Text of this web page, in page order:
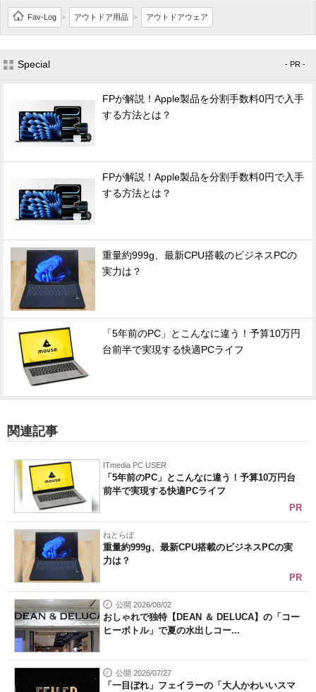
Fav-Log > アウトドア用品 > アウトドアウェア
Special - PR -
FPが解説！Apple製品を分割手数料0円で入手
する方法とは？
FPが解説！Apple製品を分割手数料0円で入手
する方法とは？
重量約999g、最新CPU搭載のビジネスPCの
実力は？
「5年前のPC」とこんなに違う！予算10万円
台前半で実現する快適PCライフ
関連記事
ITmedia PC USER
「5年前のPC」とこんなに違う！予算10万円台
前半で実現する快適PCライフ
PR
ねとらぼ
重量約999g、最新CPU搭載のビジネスPCの実
力は？
PR
公開 2026/08/02
おしゃれで独特【DEAN ＆ DELUCA】の「コー
ヒーボトル」で夏の水出しコー...
公開 2026/07/27
「一目ぼれ」フェイラーの「大人かわいいスマ